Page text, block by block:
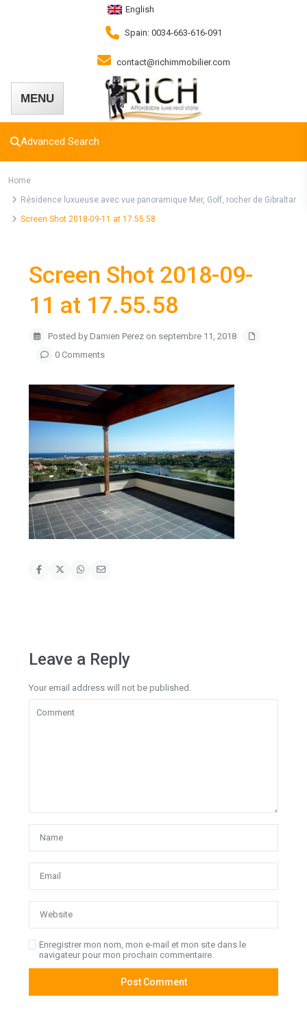
English
Spain: 0034-663-616-091
contact@richimmobilier.com
Advanced Search
Home
Résidence luxueuse avec vue panoramique Mer, Golf, rocher de Gibraltar
Screen Shot 2018-09-11 at 17.55.58
Screen Shot 2018-09-
11 at 17.55.58
Posted by Damien Perez on septembre 11, 2018
0 Comments
Leave a Reply
Your email address will not be published.
Enregistrer mon nom, mon e-mail et mon site dans le
navigateur pour mon prochain commentaire.